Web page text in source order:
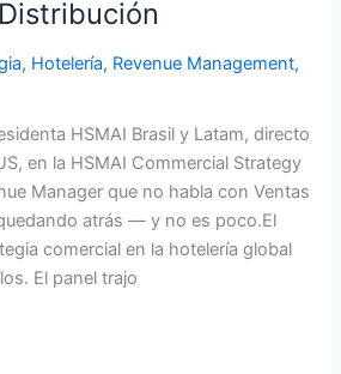
, Hotelería, Revenue Management,
HSMAI Brasil y Latam, directo
en la HSMAI Commercial Strategy
Manager que no habla con Ventas
atrás — y no es poco.El
comercial en la hotelería global
El panel trajo